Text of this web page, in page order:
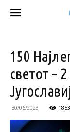
150
светот –
30/06/2023 1853